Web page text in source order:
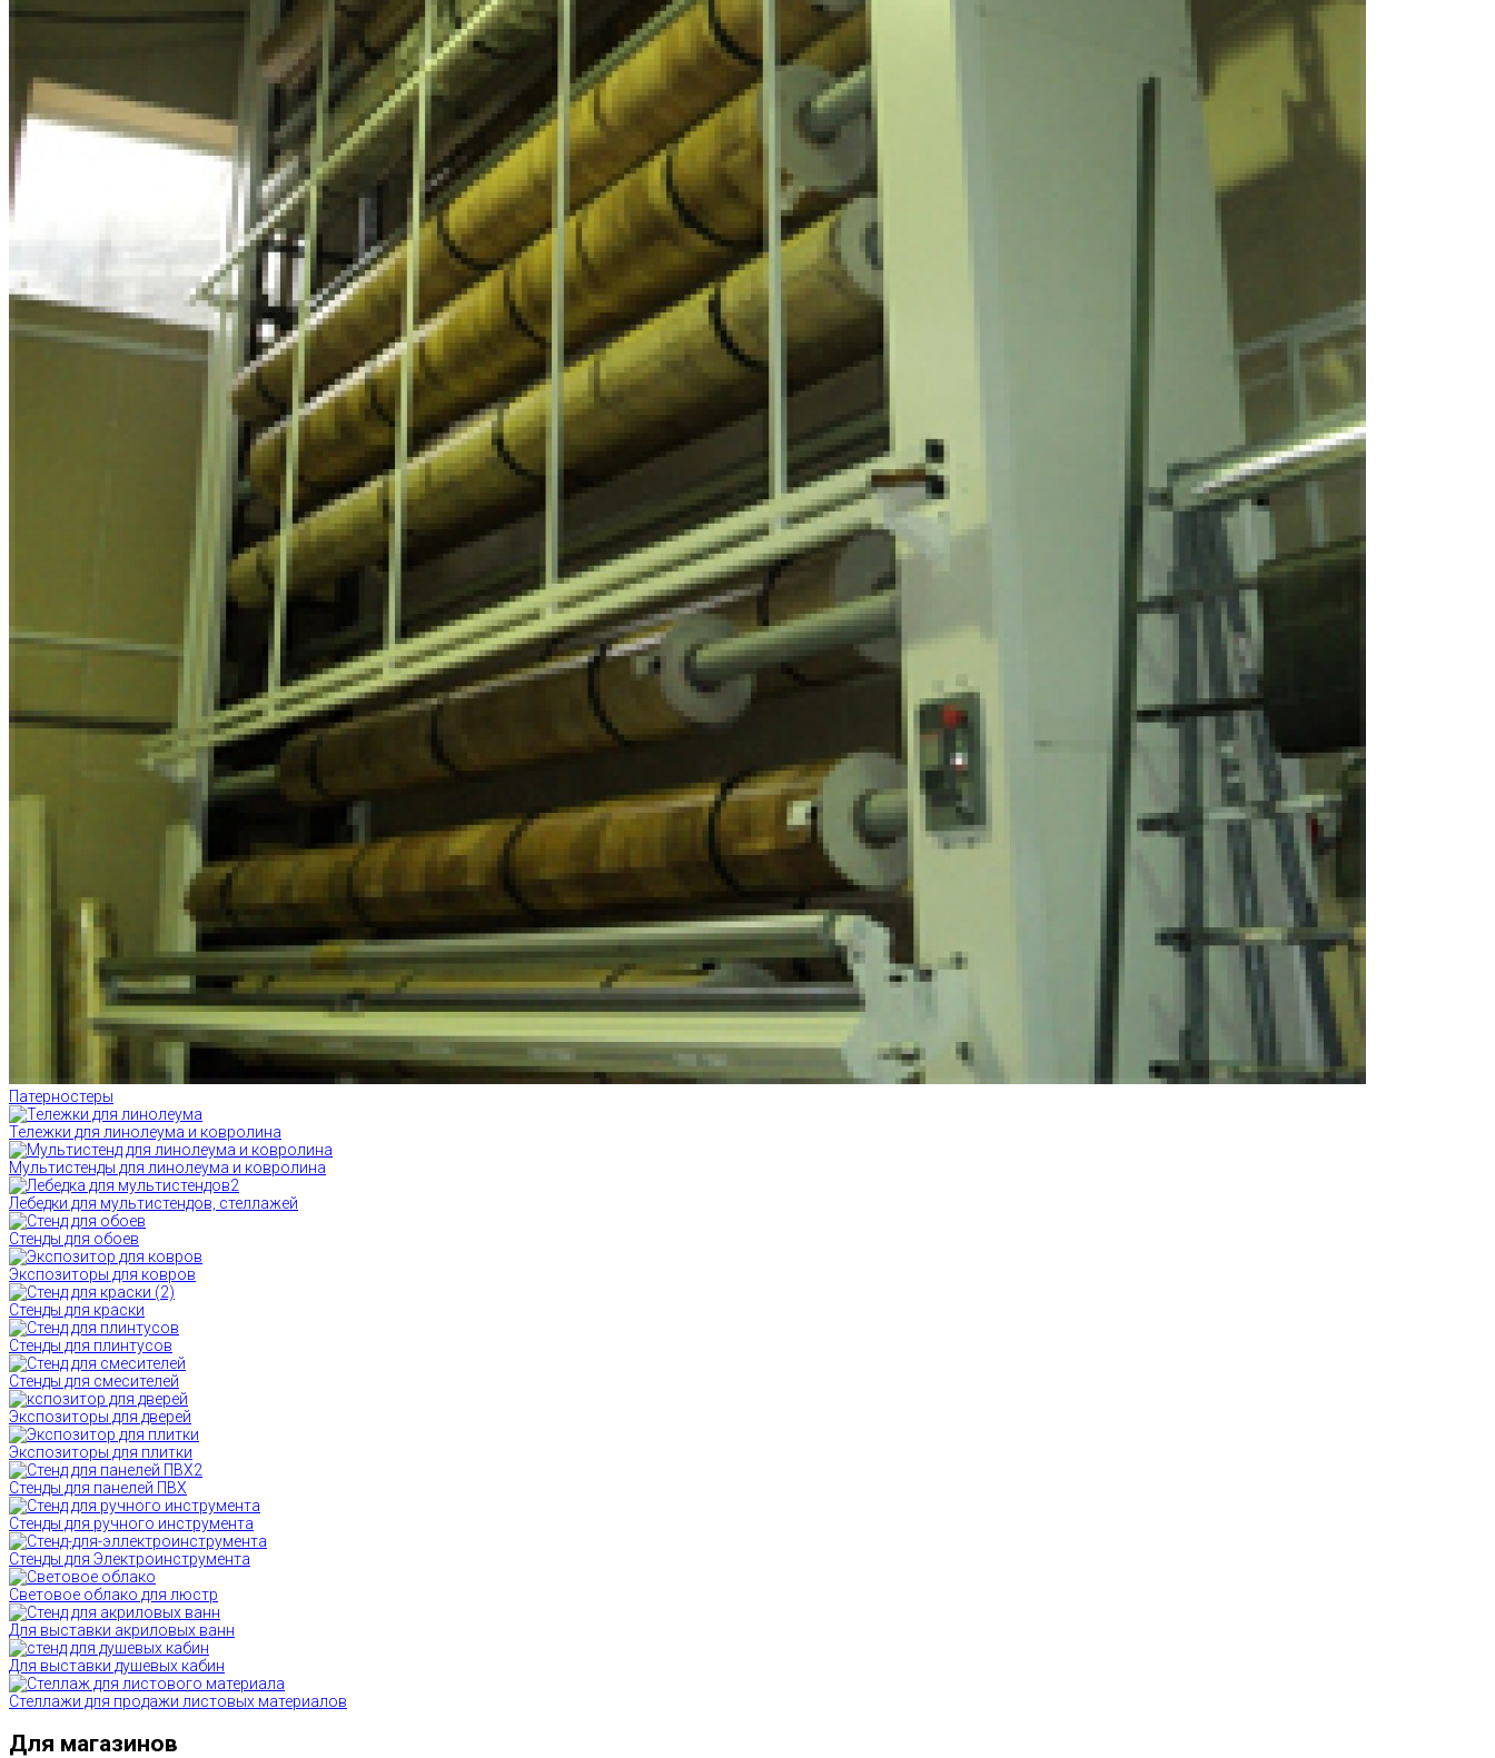
Патерностеры
Тележки для линолеума и ковролина
Мультистенды для линолеума и ковролина
Лебедки для мультистендов, стеллажей
Стенды для обоев
Экспозиторы для ковров
Стенды для краски
Стенды для плинтусов
Стенды для смесителей
Экспозиторы для дверей
Экспозиторы для плитки
Стенды для панелей ПВХ
Стенды для ручного инструмента
Стенды для Электроинструмента
Световое облако для люстр
Для выставки акриловых ванн
Для выставки душевых кабин
Стеллажи для продажи листовых материалов
Для магазинов